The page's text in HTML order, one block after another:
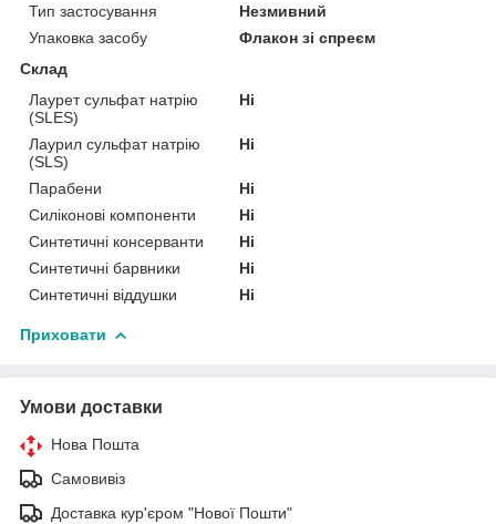
Тип застосування
Незмивний
Упаковка засобу
Флакон зі спреєм
Склад
Лаурет сульфат натрію
(SLES)
Ні
Лаурил сульфат натрію
(SLS)
Ні
Парабени
Ні
Силіконові компоненти
Ні
Синтетичні консерванти
Ні
Синтетичні барвники
Ні
Синтетичні віддушки
Ні
Приховати
Умови доставки
Нова Пошта
Самовивіз
Доставка кур'єром "Нової Пошти"